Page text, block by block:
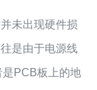
未出现硬件损
是由于电源线
是PCB板上的地